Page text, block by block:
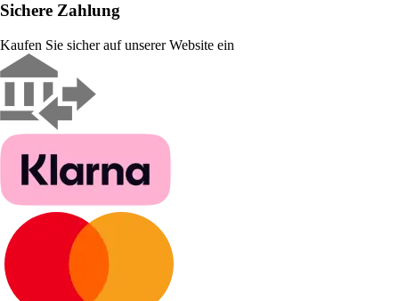
Sichere Zahlung
Kaufen Sie sicher auf unserer Website ein